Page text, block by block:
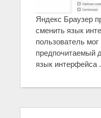
Яндекс Браузер
сменить язык
пользователь
предпочитаемый
язык интерфейса